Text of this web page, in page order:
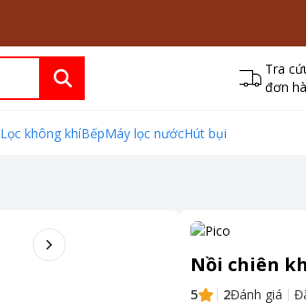
Tra
đơn
Lọc không khíBếpMáy lọc nướcHút bụi
Nồi chiên
5 2Đánh giá